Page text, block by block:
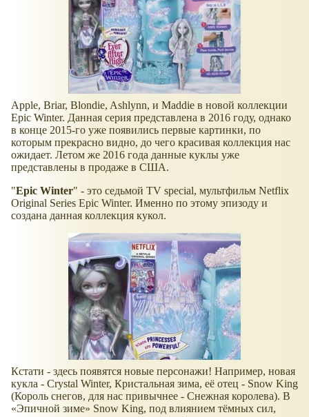
Apple, Briar, Blondie, Ashlynn, и Maddie в новой коллекции
Epic Winter. Данная серия представлена в 2016 году, однако
в конце 2015-го уже появились первые картинки, по
которым прекрасно видно, до чего красивая коллекция нас
ожидает. Летом же 2016 года данные куклы уже
представлены в продаже в США.
"Epic Winter" - это седьмой TV special, мультфильм Netflix
Original Series Epic Winter. Именно по этому эпизоду и
создана данная коллекция кукол.
Кстати - здесь появятся новые персонажи! Например, новая
кукла - Crystal Winter, Кристальная зима, её отец - Snow King
(Король снегов, для нас привычнее - Снежная королева). В
Эпичной зиме
Snow King, под влиянием тёмных сил,